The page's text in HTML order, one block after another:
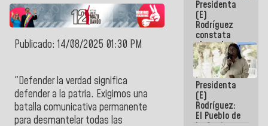
Publicado: 14/08/2025 01:30 PM
"Defender la verdad significa
defender a la patria. Exigimos una
batalla comunicativa permanente
para desmantelar todas las
para La
Guaira
Presidenta
(E)
Rodríguez
constata
obras de
rehabilitación
de Escuela
Militar de
Mamo en La
Guaira
Presidenta
(E)
Rodríguez:
El Pueblo de